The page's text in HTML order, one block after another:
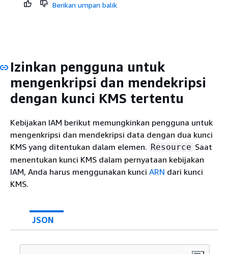
Berikan umpan balik
Izinkan pengguna untuk
mengenkripsi dan mendekripsi
dengan kunci KMS tertentu
Kebijakan IAM berikut memungkinkan pengguna untuk
mengenkripsi dan mendekripsi data dengan dua kunci
KMS yang ditentukan dalam elemen. Resource Saat
menentukan kunci KMS dalam pernyataan kebijakan
IAM, Anda harus menggunakan kunci ARN dari kunci
KMS.
JSON